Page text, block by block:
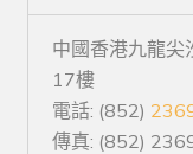
中國香港九龍
17樓
電話: (852)
傳真: (852)